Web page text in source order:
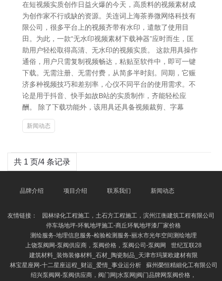
在短视频实质创作日益火爆的今天，高质料的视频素材成
为创作家不行或缺的资源。关连词上海茶券微网络科技有
限公司，很多平台上的视频齐带有水印，遣散了使用目
田。为此，一款“无水印视频素材下载神器”应时而生，匡
助用户轻松取得高清、无水印的视频实质。 这款用具操作
通俗，用户只需复制视频畅达，粘贴至软件中，即可一键
下载。无需注册、无需付费，从简多半时刻。同期，它赈
济多种视频技巧和差别率，心仪不同平台的使用需求。不
论是用于抖音、快手如故B站的实质制作，齐能轻松应
酬。 除了下载功能外，该用具还具备视频裁剪、字幕
新闻动态
共 1 页/4 条记录
品牌介绍 项目介绍 联系我们 新闻动态
友情链接：
园林绿化工程施工，土石方工程施工，滨州江衡建筑工程有限公司
停车场地坪-环氧地坪施工-商丘环氧地坪漆厂家价格
测绘服务-地理信息服务-检验检测服务-丽水市光年空间测绘地理
上饶泵阀网-泵阀供应商，泵阀价格，泵阀公司-泵阀网
世纪互联28
建筑材料_装饰装修材料_石材_陶瓷制品_天津市玛莱欧建材有限
林宝星座网-十二星座运程_财运_爱情_事业运分析
蘇州榮恒精細化工有限公司
绍兴泵阀网-泵阀供应商，阀门网|水泵网|阀门品牌网泵阀价格，